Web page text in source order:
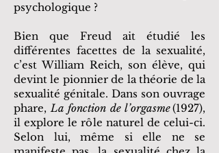
psychologique ?
Bien que Freud ait étudié les
différentes facettes de la sexualité,
c’est William Reich, son élève, qui
devint le pionnier de la théorie de la
sexualité génitale. Dans son ouvrage
phare, La fonction de l’orgasme(1927),
il explore le rôle naturel de celui-ci.
Selon lui, même si elle ne se